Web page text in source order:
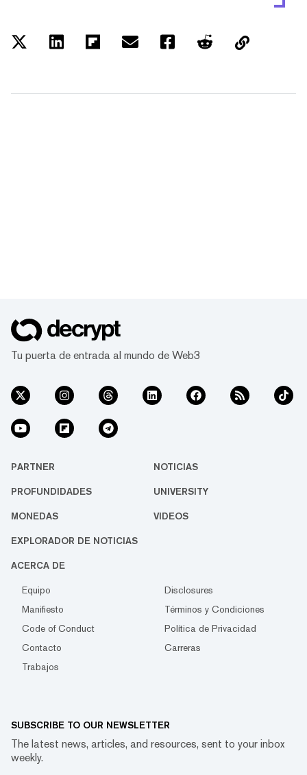
Tu puerta de entrada al mundo de Web3
PARTNER NOTICIAS
PROFUNDIDADES UNIVERSITY
MONEDAS VIDEOS
EXPLORADOR DE NOTICIAS
ACERCA DE
Equipo
Disclosures
Manifiesto
Términos y Condiciones
Code of Conduct
Política de Privacidad
Contacto
Carreras
Trabajos
SUBSCRIBE TO OUR NEWSLETTER
The latest news, articles, and resources, sent to your inbox
weekly.